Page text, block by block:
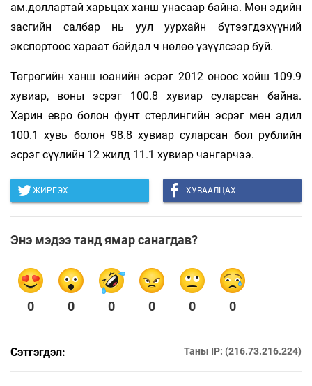
ам.доллартай харьцах ханш унасаар байна. Мөн эдийн
засгийн салбар нь уул уурхайн бүтээгдэхүүний
экспортоос хараат байдал ч нөлөө үзүүлсээр буй.
Төгрөгийн ханш юанийн эсрэг 2012 оноос хойш 109.9
хувиар, воны эсрэг 100.8 хувиар суларсан байна.
Харин евро болон фунт стерлингийн эсрэг мөн адил
100.1 хувь болон 98.8 хувиар суларсан бол рублийн
эсрэг сүүлийн 12 жилд 11.1 хувиар чангарчээ.
ЖИРГЭХ ХУВААЛЦАХ
Энэ мэдээ танд ямар санагдав?
0 0 0 0 0 0
Сэтгэгдэл: Таны IP: (216.73.216.224)